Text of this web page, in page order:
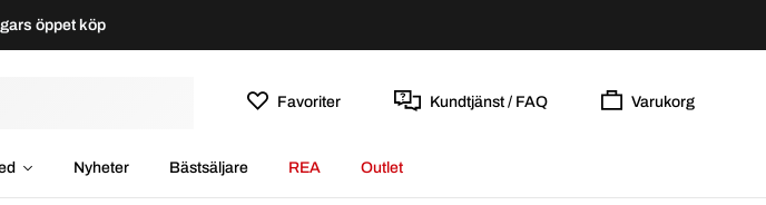
öppet köp
Favoriter Kundtjänst / FAQ Varukorg
Nyheter Bästsäljare REA Outlet